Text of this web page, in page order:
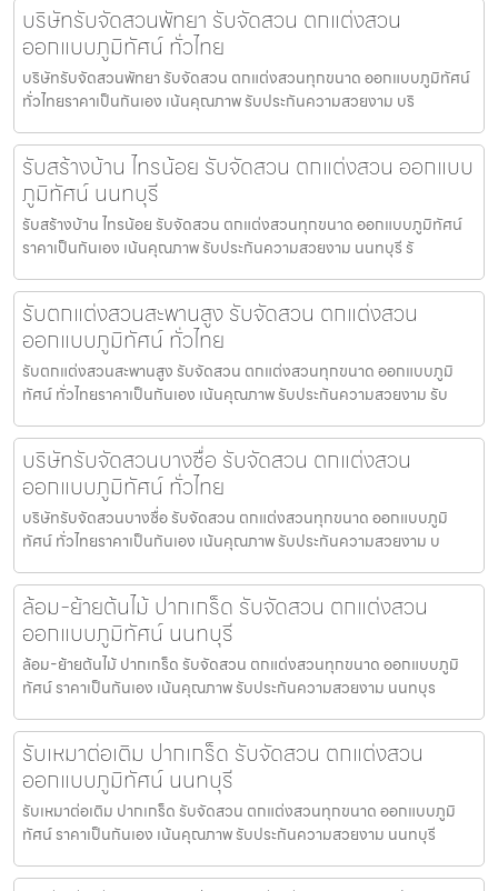
บริษัทรับจัดสวนพัทยา รับจัดสวน ตกแต่งสวน
ออกแบบภูมิทัศน์ ทั่วไทย
บริษัทรับจัดสวนพัทยา รับจัดสวน ตกแต่งสวนทุกขนาด ออกแบบภูมิทัศน์
ทั่วไทยราคาเป็นกันเอง เน้นคุณภาพ รับประกันความสวยงาม บริ
รับสร้างบ้าน ไทรน้อย รับจัดสวน ตกแต่งสวน ออกแบบ
ภูมิทัศน์ นนทบุรี
รับสร้างบ้าน ไทรน้อย รับจัดสวน ตกแต่งสวนทุกขนาด ออกแบบภูมิทัศน์
ราคาเป็นกันเอง เน้นคุณภาพ รับประกันความสวยงาม นนทบุรี รั
รับตกแต่งสวนสะพานสูง รับจัดสวน ตกแต่งสวน
ออกแบบภูมิทัศน์ ทั่วไทย
รับตกแต่งสวนสะพานสูง รับจัดสวน ตกแต่งสวนทุกขนาด ออกแบบภูมิ
ทัศน์ ทั่วไทยราคาเป็นกันเอง เน้นคุณภาพ รับประกันความสวยงาม รับ
บริษัทรับจัดสวนบางซื่อ รับจัดสวน ตกแต่งสวน
ออกแบบภูมิทัศน์ ทั่วไทย
บริษัทรับจัดสวนบางซื่อ รับจัดสวน ตกแต่งสวนทุกขนาด ออกแบบภูมิ
ทัศน์ ทั่วไทยราคาเป็นกันเอง เน้นคุณภาพ รับประกันความสวยงาม บ
ล้อม-ย้ายต้นไม้ ปากเกร็ด รับจัดสวน ตกแต่งสวน
ออกแบบภูมิทัศน์ นนทบุรี
ล้อม-ย้ายต้นไม้ ปากเกร็ด รับจัดสวน ตกแต่งสวนทุกขนาด ออกแบบภูมิ
ทัศน์ ราคาเป็นกันเอง เน้นคุณภาพ รับประกันความสวยงาม นนทบุร
รับเหมาต่อเติม ปากเกร็ด รับจัดสวน ตกแต่งสวน
ออกแบบภูมิทัศน์ นนทบุรี
รับเหมาต่อเติม ปากเกร็ด รับจัดสวน ตกแต่งสวนทุกขนาด ออกแบบภูมิ
ทัศน์ ราคาเป็นกันเอง เน้นคุณภาพ รับประกันความสวยงาม นนทบุรี